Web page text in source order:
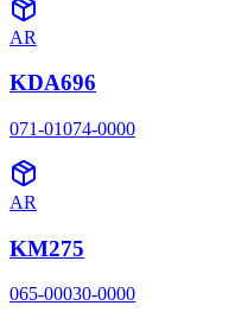
AR
KDA696
071-01074-0000
AR
KM275
065-00030-0000